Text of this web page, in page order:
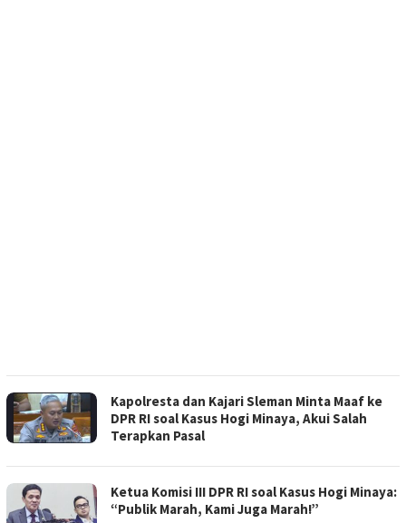
Kapolresta dan Kajari Sleman Minta Maaf ke
DPR RI soal Kasus Hogi Minaya, Akui Salah
Terapkan Pasal
Ketua Komisi III DPR RI soal Kasus Hogi Minaya:
“Publik Marah, Kami Juga Marah!”